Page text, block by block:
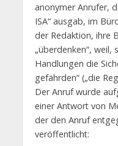
anonymer Anrufer,
ISA“ ausgab, im
der Redaktion, ihre
„überdenken“, weil,
Handlungen die
gefährden“ („die
Der Anruf wurde
einer Antwort von
der den Anruf
veröffentlicht: